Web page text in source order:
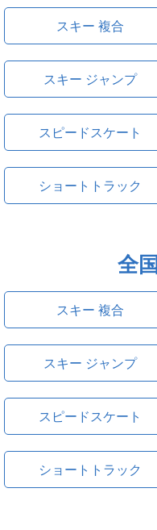
スキー 複合
スキー ジャンプ
スピードスケート
ショートトラック
全
スキー 複合
スキー ジャンプ
スピードスケート
ショートトラック